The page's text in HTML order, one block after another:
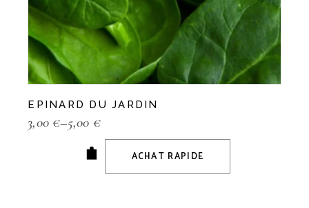
EPINARD DU JARDIN
3,00 €–5,00 €
ACHAT RAPIDE